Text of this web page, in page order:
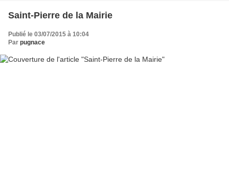
Saint-Pierre de la Mairie
Publié le 03/07/2015 à 10:04
Par pugnace